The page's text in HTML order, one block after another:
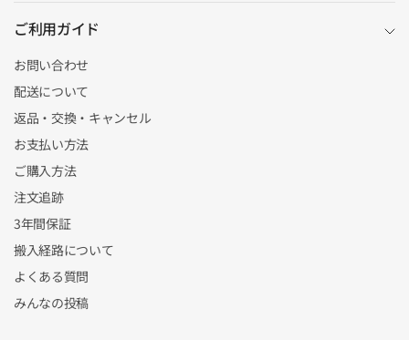
ご利用ガイド
お問い合わせ
配送について
返品・交換・キャンセル
お支払い方法
ご購入方法
注文追跡
3年間保証
搬入経路について
よくある質問
みんなの投稿